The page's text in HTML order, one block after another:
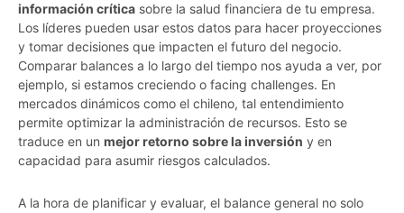
información crítica sobre la salud financiera de tu empresa.
Los líderes pueden usar estos datos para hacer proyecciones
y tomar decisiones que impacten el futuro del negocio.
Comparar balances a lo largo del tiempo nos ayuda a ver, por
ejemplo, si estamos creciendo o facing challenges. En
mercados dinámicos como el chileno, tal entendimiento
permite optimizar la administración de recursos. Esto se
traduce en un mejor retorno sobre la inversión y en
capacidad para asumir riesgos calculados.
A la hora de planificar y evaluar, el balance general no solo